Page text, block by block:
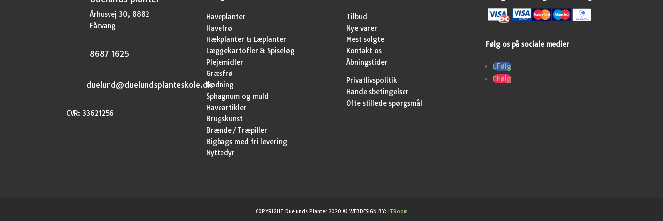
Århusvej 30, 8882
Fårvang
8687 1625
duelund@duelundsplanteskole.dk
CVR: 33621256
Haveplanter
Havefrø
Hækplanter & Læplanter
Læggekartofler & Spiseløg
Plejemidler
Græsfrø
Gødning
Sphagnum og muld
Haveartikler
Brugskunst
Brænde/Træpiller
Bigbags med fri levering
Nyttedyr
Tilbud
Nye varer
Mest solgte
Kontakt os
Åbningstider
Privatlivspolitik
Handelsbetingelser
Ofte stillede spørgsmål
Følg os på sociale medier
Følg
Følg
COPYRIGHT Duelunds Planter 2020 © WEBDESIGN BY: ITRoom